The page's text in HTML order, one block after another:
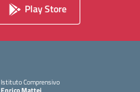
Play Store
Istituto Comprensivo
Enrico Mattei